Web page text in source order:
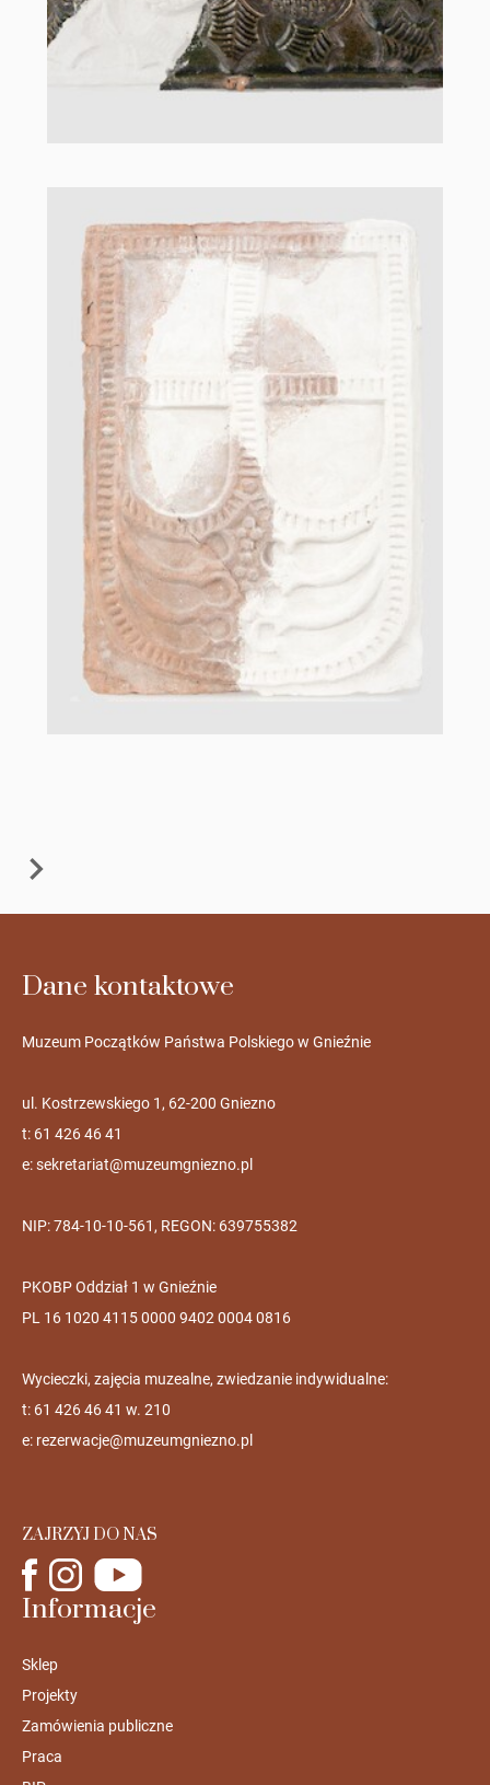
Dane kontaktowe
Muzeum Początków Państwa Polskiego w Gnieźnie
ul. Kostrzewskiego 1, 62-200 Gniezno
t: 61 426 46 41
e:sekretariat@muzeumgniezno.pl
NIP: 784-10-10-561, REGON: 639755382
PKOBP Oddział 1 w Gnieźnie
PL 16 1020 4115 0000 9402 0004 0816
Wycieczki, zajęcia muzealne, zwiedzanie indywidualne:
t: 61 426 46 41 w. 210
e: rezerwacje@muzeumgniezno.pl
ZAJRZYJ DO NAS
Informacje
Sklep
Projekty
Zamówienia publiczne
Praca